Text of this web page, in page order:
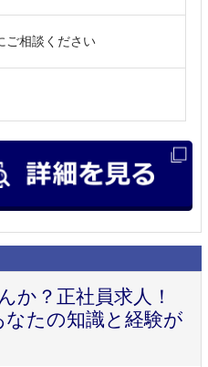
ご相談ください
か？正社員求人！
たの知識と経験が